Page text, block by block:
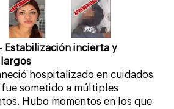
Estabilización incierta y
largos
hospitalizado en cuidados
sometido a múltiples
Hubo momentos en los que